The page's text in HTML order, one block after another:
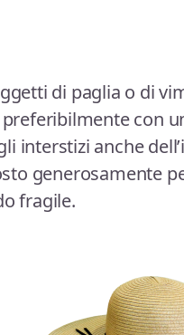
di paglia o di
con
interstizi anche
generosamente
fragile.